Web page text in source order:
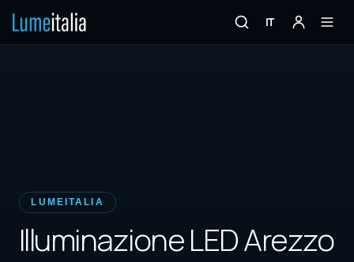
IT
LUMEITALIA
Illuminazione LED Arezzo